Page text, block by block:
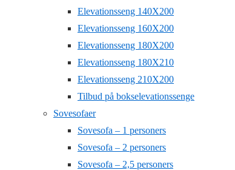
Elevationsseng 140X200
Elevationsseng 160X200
Elevationsseng 180X200
Elevationsseng 180X210
Elevationsseng 210X200
Tilbud på bokselevationssenge
Sovesofaer
Sovesofa – 1 personers
Sovesofa – 2 personers
Sovesofa – 2,5 personers